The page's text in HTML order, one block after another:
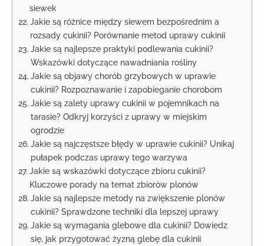
siewek
Jakie są różnice między siewem bezpośrednim a
rozsady cukinii? Porównanie metod uprawy cukinii
Jakie są najlepsze praktyki podlewania cukinii?
Wskazówki dotyczące nawadniania rośliny
Jakie są objawy chorób grzybowych w uprawie
cukinii? Rozpoznawanie i zapobieganie chorobom
Jakie są zalety uprawy cukinii w pojemnikach na
tarasie? Odkryj korzyści z uprawy w miejskim
ogrodzie
Jakie są najczęstsze błędy w uprawie cukinii? Unikaj
pułapek podczas uprawy tego warzywa
Jakie są wskazówki dotyczące zbioru cukinii?
Kluczowe porady na temat zbiorów plonów
Jakie są najlepsze metody na zwiększenie plonów
cukinii? Sprawdzone techniki dla lepszej uprawy
Jakie są wymagania glebowe dla cukinii? Dowiedz
się, jak przygotować żyzną glebę dla cukinii